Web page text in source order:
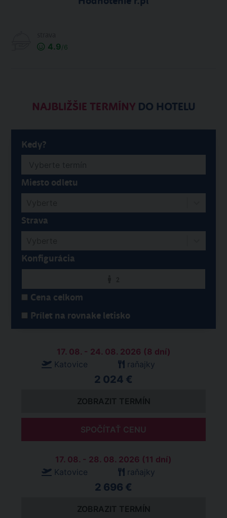
4.9/6
NAJBLIŽŠIE TERMÍNYDO HOTELU
Kedy?
Miesto odletu
Strava
Konfigurácia
Cena celkom
Prílet na rovnake letisko
17. 08. - 24. 08. 2026 (8 dní)
Katovice
raňajky
2 024 €
ZOBRAZIT TERMÍN
SPOČÍTAŤ CENU
17. 08. - 28. 08. 2026 (11 dní)
Katovice
raňajky
2 696 €
ZOBRAZIT TERMÍN